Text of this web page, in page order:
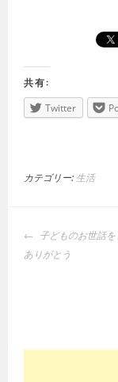
共有:
Twitter
カテゴリー: 生活
投
稿
シ
子どものお世話
ありがとう